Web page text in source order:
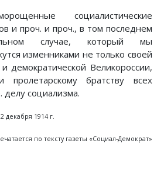
социалистические
и проч. и проч., в том последнем
случае, который мы
изменниками не только своей
демократической Великороссии,
братству всех
делу социализма.
декабря 1914 г.
по тексту газеты «Социал-Демократ»